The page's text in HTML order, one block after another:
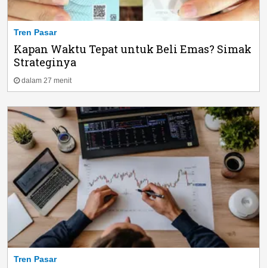
Tren Pasar
Kapan Waktu Tepat untuk Beli Emas? Simak
Strateginya
dalam 27 menit
Tren Pasar